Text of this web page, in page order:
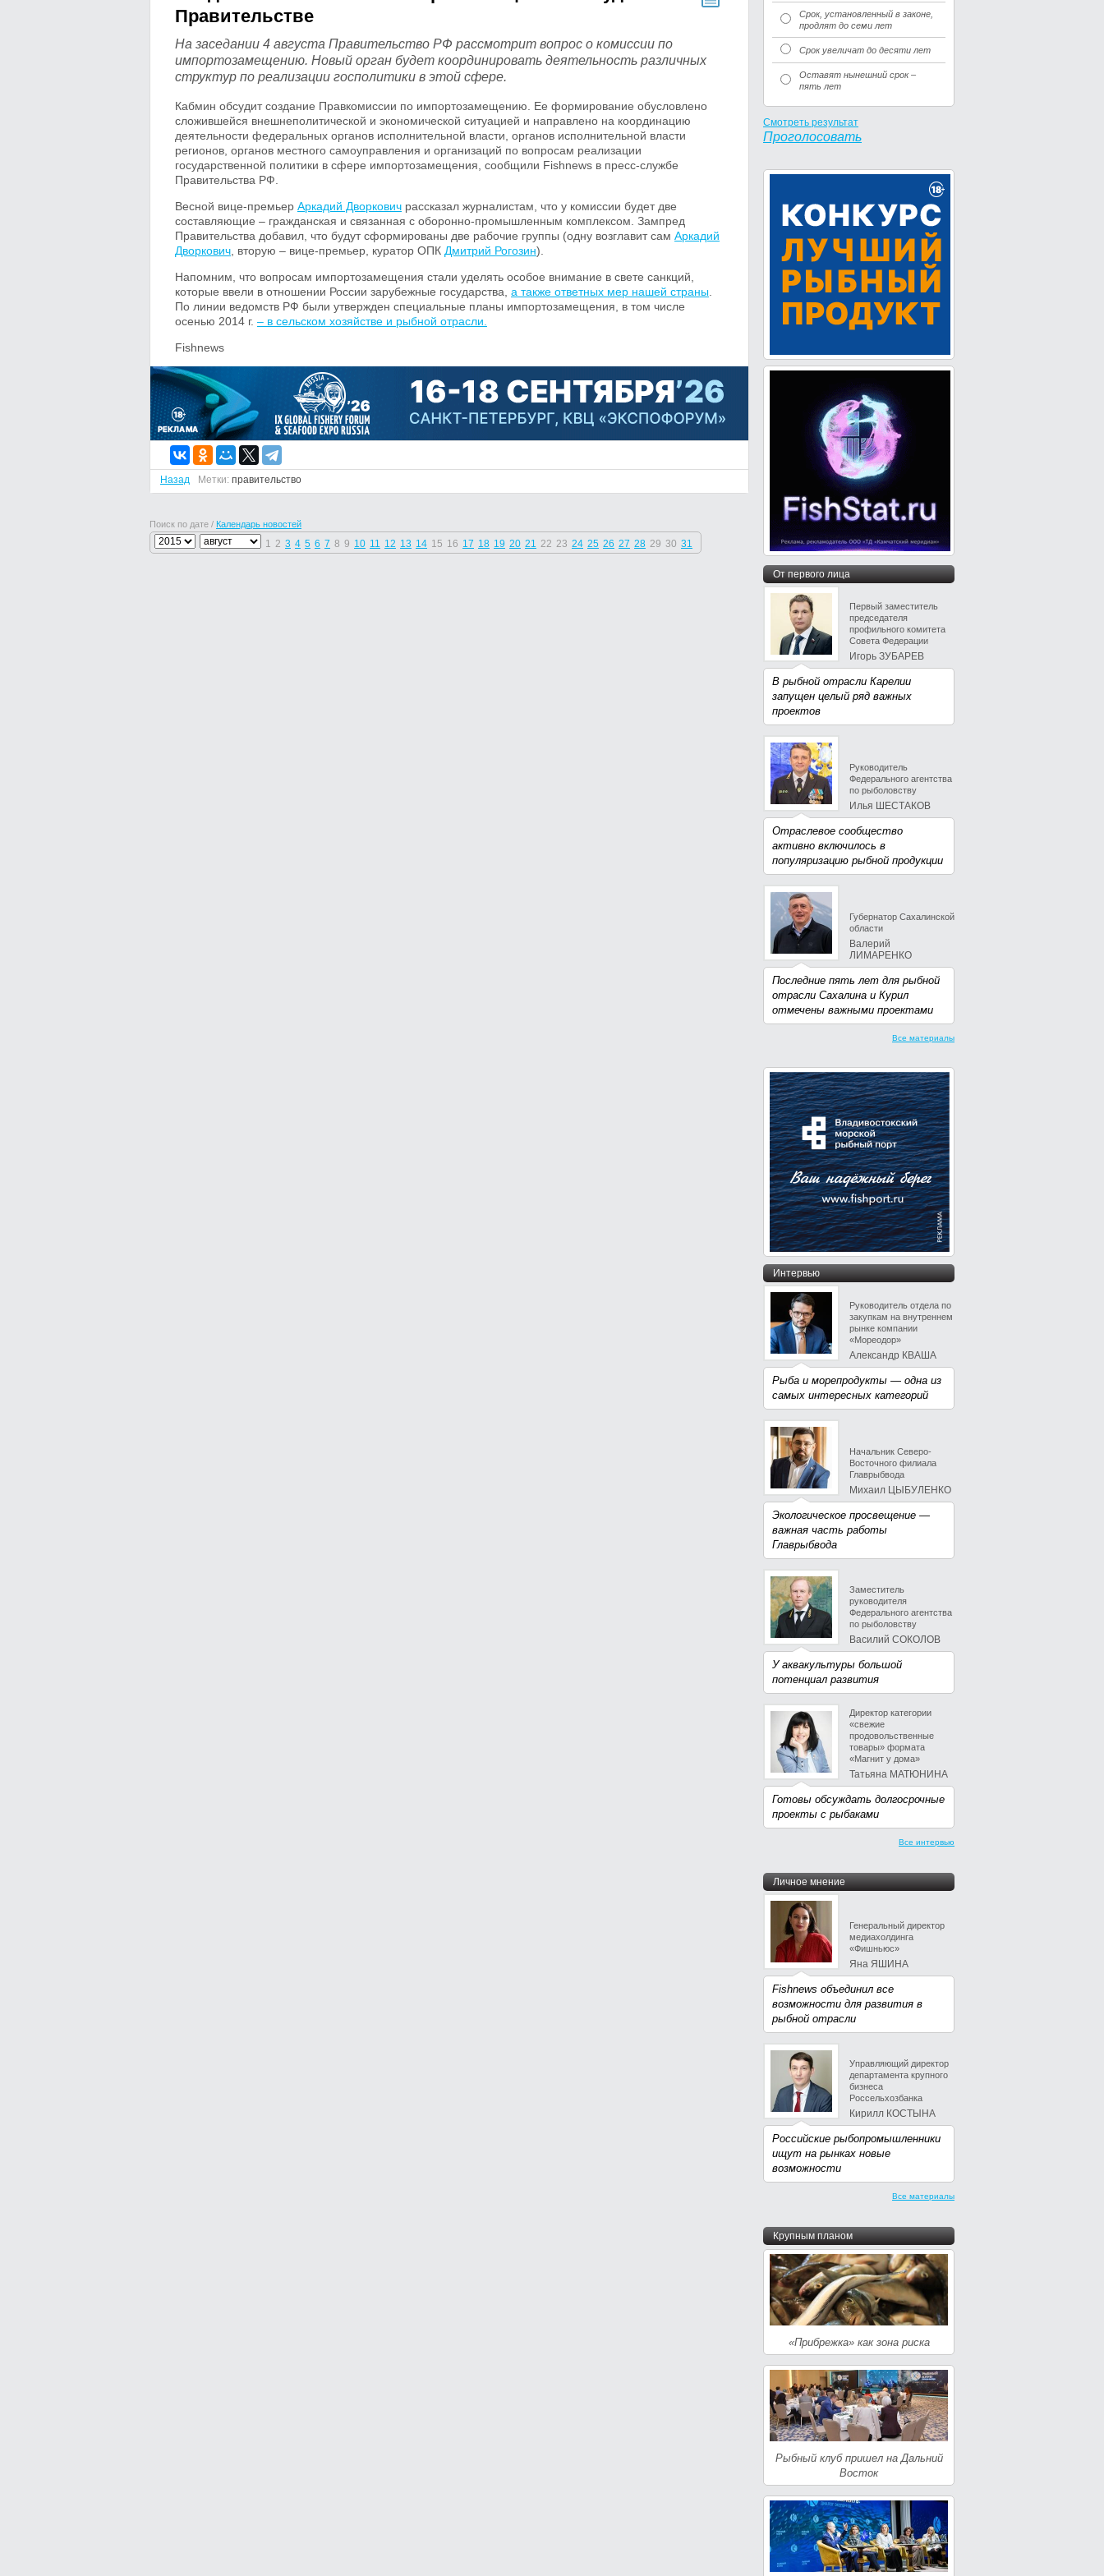
Правительстве
На заседании 4 августа Правительство РФ рассмотрит вопрос о комиссии по
импортозамещению. Новый орган будет координировать деятельность различных
структур по реализации госполитики в этой сфере.
Кабмин обсудит создание Правкомиссии по импортозамещению. Ее формирование обусловлено
сложившейся внешнеполитической и экономической ситуацией и направлено на координацию
деятельности федеральных органов исполнительной власти, органов исполнительной власти
регионов, органов местного самоуправления и организаций по вопросам реализации
государственной политики в сфере импортозамещения, сообщили Fishnews в пресс-службе
Правительства РФ.
Весной вице-премьер Аркадий Дворкович рассказал журналистам, что у комиссии будет две
составляющие – гражданская и связанная с оборонно-промышленным комплексом. Зампред
Правительства добавил, что будут сформированы две рабочие группы (одну возглавит сам Аркадий
Дворкович , вторую – вице-премьер, куратор ОПК Дмитрий Рогозин).
Напомним, что вопросам импортозамещения стали уделять особое внимание в свете санкций,
которые ввели в отношении России зарубежные государства, а также ответных мер нашей страны
По линии ведомств РФ были утвержден специальные планы импортозамещения, в том числе
осенью 2014 г. – в сельском хозяйстве и рыбной отрасли.
Fishnews
Назад Метки: правительство
Поиск по дате / Календарь новостей
1 2 3 4 5 6 7 8 9 10 11 12 13 14 15 16 17 18 19 20 21 22 23 24 25 26 27 28 29 30 31
Срок, установленный в законе,
продлят до семи лет
Срок увеличат до десяти лет
Оставят нынешний срок –
пять лет
Смотреть результат
Проголосовать
От первого лица
Первый заместитель
председателя
профильного комитета
Совета Федерации
Игорь ЗУБАРЕВ
В рыбной отрасли Карелии
запущен целый ряд важных
проектов
Руководитель
Федерального агентства
по рыболовству
Илья ШЕСТАКОВ
Отраслевое сообщество
активно включилось в
популяризацию рыбной продукции
Губернатор Сахалинской
области
Валерий
ЛИМАРЕНКО
Последние пять лет для рыбной
отрасли Сахалина и Курил
отмечены важными проектами
Все материалы
Интервью
Руководитель отдела по
закупкам на внутреннем
рынке компании
«Мореодор»
Александр КВАША
Рыба и морепродукты — одна из
самых интересных категорий
Начальник Северо-
Восточного филиала
Главрыбвода
Михаил ЦЫБУЛЕНКО
Экологическое просвещение —
важная часть работы
Главрыбвода
Заместитель
руководителя
Федерального агентства
по рыболовству
Василий СОКОЛОВ
У аквакультуры большой
потенциал развития
Директор категории
«свежие
продовольственные
товары» формата
«Магнит у дома»
Татьяна МАТЮНИНА
Готовы обсуждать долгосрочные
проекты с рыбаками
Все интервью
Личное мнение
Генеральный директор
медиахолдинга
«Фишньюс»
Яна ЯШИНА
Fishnews объединил все
возможности для развития в
рыбной отрасли
Управляющий директор
департамента крупного
бизнеса
Россельхозбанка
Кирилл КОСТЫНА
Российские рыбопромышленники
ищут на рынках новые
возможности
Все материалы
Крупным планом
«Прибрежка» как зона риска
Рыбный клуб пришел на Дальний
Восток